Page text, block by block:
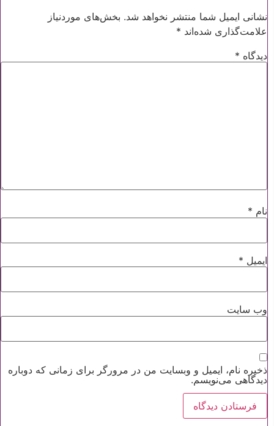
نشانی ایمیل شما منتشر نخواهد شد. بخش‌های موردنیاز
علامت‌گذاری شده‌اند *
دیدگاه *
نام *
ایمیل *
وب‌ سایت
ذخیره نام، ایمیل و وبسایت من در مرورگر برای زمانی که دوباره
دیدگاهی می‌نویسم.